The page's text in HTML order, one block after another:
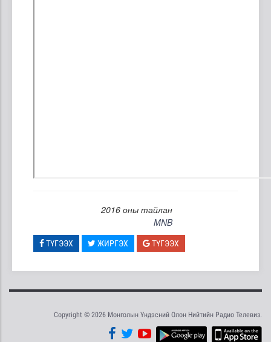
2016 оны тайлан
MNB
ТҮГЭЭХ ЖИРГЭХ ТҮГЭЭХ
Copyright © 2026 Монголын Үндэсний Олон Нийтийн Радио Телевиз.